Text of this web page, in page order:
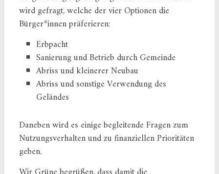
wird gefragt, welche der vier Optionen die
Bürger*innen präferieren:
Erbpacht
Sanierung und Betrieb durch Gemeinde
Abriss und kleinerer Neubau
Abriss und sonstige Verwendung des
Geländes
Daneben wird es einige begleitende Fragen zum
Nutzungsverhalten und zu finanziellen Prioritäten
geben.